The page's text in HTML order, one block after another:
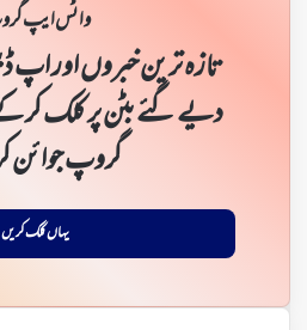
واٹس ایپ
تازہ ترین خبروں اور
دیے گئے بٹن پر کلک کر
گروپ جوائن
یہاں کلک کریں